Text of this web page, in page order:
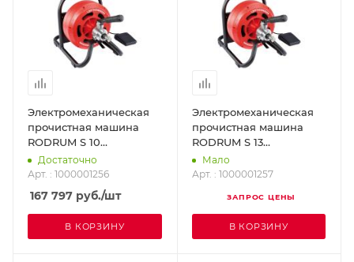
Электромеханическая
прочистная машина
RODRUM S 10
ROTHENBERGER
1000001256
Достаточно
Арт. : 1000001256
167 797 руб./шт
В КОРЗИНУ
Электромеханическая
прочистная машина
RODRUM S 13
ROTHENBERGER
1000001257
Мало
Арт. : 1000001257
ЗАПРОС ЦЕНЫ
В КОРЗИНУ